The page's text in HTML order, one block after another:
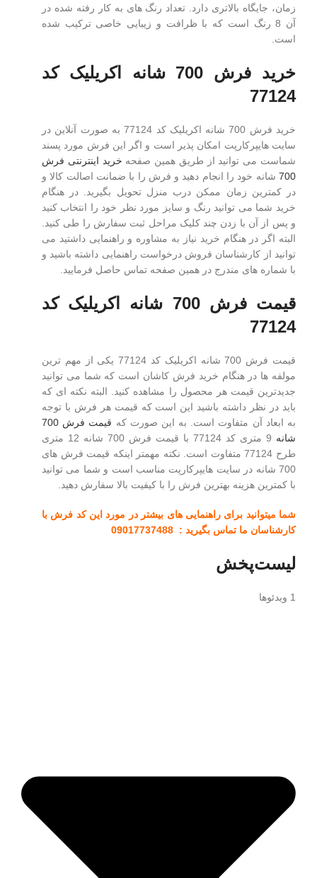
زمان، جایگاه بالاتری دارد. تعداد رنگ های به کار رفته شده در
آن 8 رنگ است که با ظرافت و زیبایی خاصی ترکیب شده
است.
خرید فرش 700 شانه اکریلیک کد
77124
خرید فرش 700 شانه اکریلیک کد 77124 به صورت آنلاین در
سایت هایپرکارپت امکان پذیر است و اگر این فرش مورد پسند
شماست می توانید از طریق همین صفحه خرید اینترنتی فرش
700 شانه خود را انجام دهید و فرش را با ضمانت اصالت کالا و
در کمترین زمان ممکن درب منزل تحویل بگیرید. در هنگام
خرید شما می توانید رنگ و سایز مورد نظر خود را انتخاب کنید
و پس از آن با زدن چند کلیک مراحل ثبت سفارش را طی کنید.
البته اگر در هنگام خرید نیاز به مشاوره و راهنمایی داشتید می
توانید از کارشناسان فروش درخواست راهنمایی داشته باشید و
با شماره های مندرج در همین صفحه تماس حاصل فرمایید.
قیمت فرش 700 شانه اکریلیک کد
77124
قیمت فرش 700 شانه اکریلیک کد 77124 یکی از مهم ترین
مولفه ها در هنگام خرید فرش کاشان است که شما می توانید
جدیدترین قیمت هر محصول را مشاهده کنید. البته نکته ای که
باید در نظر داشته باشید این است که قیمت هر فرش با توجه
به ابعاد آن متفاوت است. به این صورت که
قیمت فرش 700
شانه
9 متری کد 77124 با قیمت فرش 700 شانه 12 متری
طرح 77124 متفاوت است. نکته مهمتر اینکه قیمت فرش های
700 شانه در سایت هایپرکارپت مناسب است و شما می توانید
با کمترین هزینه بهترین فرش را با کیفیت بالا سفارش دهید.
شما میتوانید برای راهنمایی های بیشتر در مورد این کد فرش با
کارشناسان ما تماس بگیرید : 09017737488
لیست‌پخش
1 ویدئوها